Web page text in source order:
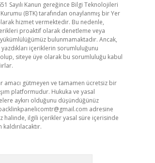
Sayılı Kanun gereğince Bilgi Teknolojileri
(BTK) tarafından onaylanmış bir Yer
hizmet vermektedir. Bu nedenle,
proaktif olarak denetleme veya
bulunmamaktadır. Ancak,
içeriklerin sorumluluğunu
siteye üye olarak bu sorumluluğu kabul
amacı gütmeyen ve tamamen ücretsiz bir
platformudur. Hukuka ve yasal
aykırı olduğunu düşündüğünüz
adresine
halinde, ilgili içerikler yasal süre içerisinde